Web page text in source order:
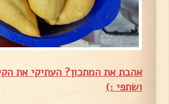
אהבת את המתכון? העתיקי את
ושתפי :)